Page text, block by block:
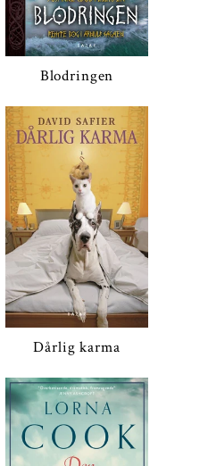
Blodringen
Dårlig karma